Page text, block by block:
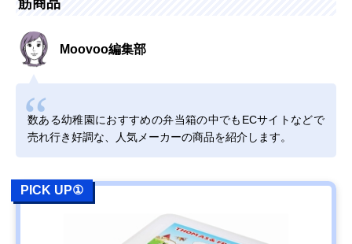
筋商品
Moovoo編集部
数ある幼稚園におすすめの弁当箱の中でもECサイトなどで
売れ行き好調な、人気メーカーの商品を紹介します。
PICK UP①